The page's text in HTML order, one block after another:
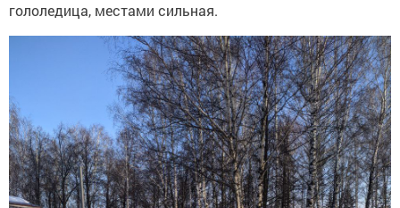
гололедица, местами сильная.